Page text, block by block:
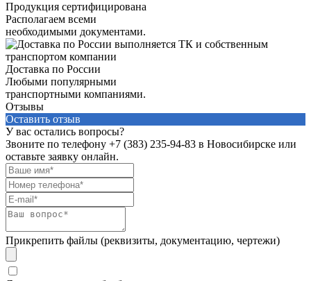
Продукция сертифицирована
Располагаем всеми
необходимыми документами.
Доставка по России
Любыми популярными
транспортными компаниями.
Отзывы
Оставить отзыв
У вас остались вопросы?
Звоните по телефону +7 (383) 235-94-83 в Новосибирске или
оставьте заявку онлайн.
Прикрепить файлы (реквизиты, документацию, чертежи)